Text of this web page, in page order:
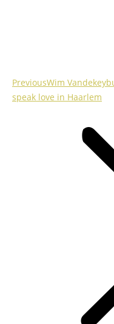
PreviousPrevious
post:
Wim
speak love in Haarlem